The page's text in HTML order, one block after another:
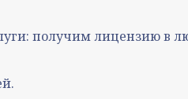
получим лицензию в